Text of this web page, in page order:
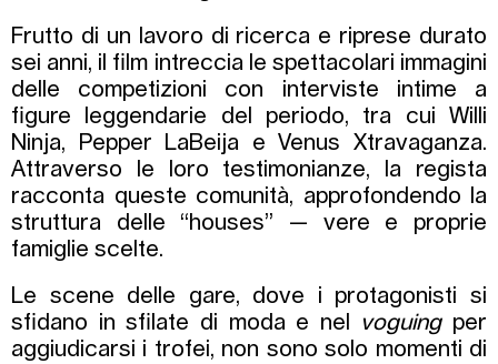
Frutto di un lavoro di ricerca e riprese durato
sei anni, il film intreccia le spettacolari immagini
delle competizioni con interviste intime a
figure leggendarie del periodo, tra cui Willi
Ninja, Pepper LaBeija e Venus Xtravaganza.
Attraverso le loro testimonianze, la regista
racconta queste comunità, approfondendo la
struttura delle “houses” — vere e proprie
famiglie scelte.
Le scene delle gare, dove i protagonisti si
sfidano in sfilate di moda e nel
voguingper
aggiudicarsi i trofei, non sono solo momenti di